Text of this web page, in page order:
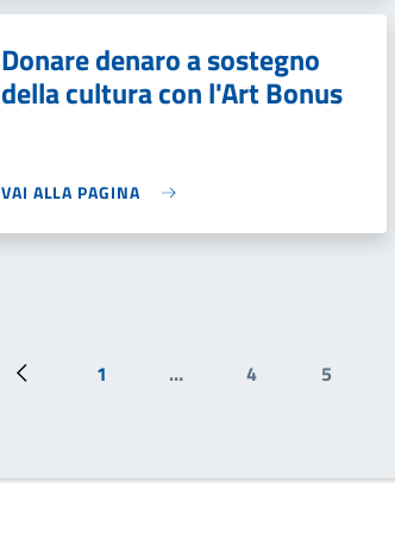
Donare denaro a sostegno
della cultura con l'Art Bonus
VAI ALLA PAGINA
Pagina precedente
Prima pagina
1 …
Pagina
4
Pagina
5